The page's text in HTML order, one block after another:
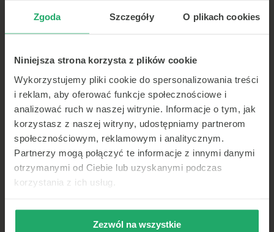
Zgoda Szczegóły O plikach cookies
Niniejsza strona korzysta z plików cookie
Wykorzystujemy pliki cookie do spersonalizowania treści
i reklam, aby oferować funkcje społecznościowe i
analizować ruch w naszej witrynie. Informacje o tym, jak
korzystasz z naszej witryny, udostępniamy partnerom
społecznościowym, reklamowym i analitycznym.
Partnerzy mogą połączyć te informacje z innymi danymi
otrzymanymi od Ciebie lub uzyskanymi podczas
korzystania z ich usług.
Zezwól na wszystkie
3 darmowe wizyty online w Telemedi
Recepty, e-zwolnienia, skierowania — wszystko
online
Zapisz się do przychodni
Cała opiekaw
aplikacji
Telemedycyna w Twoim telefonie — wideo, czat
lub telefon. Teleporady, e-recepty, e-skierowania